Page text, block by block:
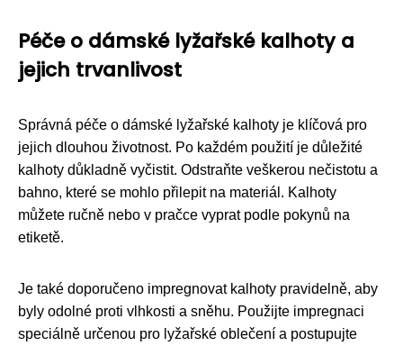
Péče o dámské lyžařské kalhoty a
jejich trvanlivost
Správná péče o dámské lyžařské kalhoty je klíčová pro
jejich dlouhou životnost. Po každém použití je důležité
kalhoty důkladně vyčistit. Odstraňte veškerou nečistotu a
bahno, které se mohlo přilepit na materiál. Kalhoty
můžete ručně nebo v pračce vyprat podle pokynů na
etiketě.
Je také doporučeno impregnovat kalhoty pravidelně, aby
byly odolné proti vlhkosti a sněhu. Použijte impregnaci
speciálně určenou pro lyžařské oblečení a postupujte